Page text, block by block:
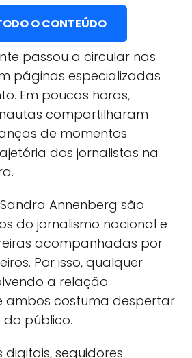
O CONTEÚDO
passou a circular nas
páginas especializadas
Em poucas horas,
compartilharam
de momentos
dos jornalistas na
Annenberg são
do jornalismo nacional e
acompanhadas por
Por isso, qualquer
a relação
ambos costuma despertar
público.
seguidores